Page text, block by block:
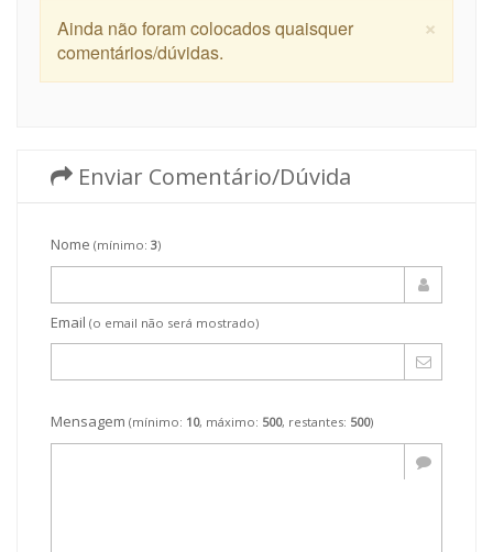
×
Ainda não foram colocados quaisquer
comentários/dúvidas.
Enviar Comentário/Dúvida
Nome (mínimo: 3)
Email (o email não será mostrado)
Mensagem (mínimo: 10, máximo: 500, restantes: 500)